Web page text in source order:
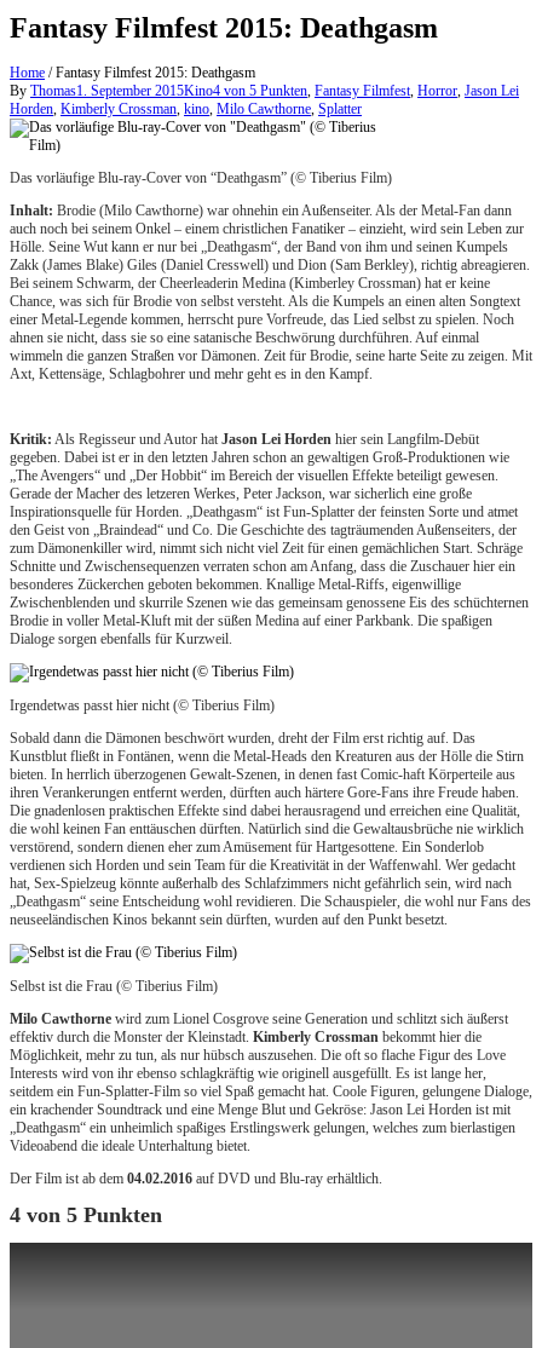
Fantasy Filmfest 2015: Deathgasm
Home /Fantasy Filmfest 2015: Deathgasm
By Thomas1. September 2015Kino4 von 5 Punkten, Fantasy Filmfest, Horror, Jason Lei
Horden, Kimberly Crossman, kino, Milo Cawthorne, Splatter
Das vorläufige Blu-ray-Cover von “Deathgasm” (© Tiberius Film)
Inhalt: Brodie (Milo Cawthorne) war ohnehin ein Außenseiter. Als der Metal-Fan dann
auch noch bei seinem Onkel – einem christlichen Fanatiker – einzieht, wird sein Leben zur
Hölle. Seine Wut kann er nur bei „Deathgasm“, der Band von ihm und seinen Kumpels
Zakk (James Blake) Giles (Daniel Cresswell) und Dion (Sam Berkley), richtig abreagieren.
Bei seinem Schwarm, der Cheerleaderin Medina (Kimberley Crossman) hat er keine
Chance, was sich für Brodie von selbst versteht. Als die Kumpels an einen alten Songtext
einer Metal-Legende kommen, herrscht pure Vorfreude, das Lied selbst zu spielen. Noch
ahnen sie nicht, dass sie so eine satanische Beschwörung durchführen. Auf einmal
wimmeln die ganzen Straßen vor Dämonen. Zeit für Brodie, seine harte Seite zu zeigen. Mit
Axt, Kettensäge, Schlagbohrer und mehr geht es in den Kampf.
Kritik: Als Regisseur und Autor hat Jason Lei Horden hier sein Langfilm-Debüt
gegeben. Dabei ist er in den letzten Jahren schon an gewaltigen Groß-Produktionen wie
„The Avengers“ und „Der Hobbit“ im Bereich der visuellen Effekte beteiligt gewesen.
Gerade der Macher des letzeren Werkes, Peter Jackson, war sicherlich eine große
Inspirationsquelle für Horden. „Deathgasm“ ist Fun-Splatter der feinsten Sorte und atmet
den Geist von „Braindead“ und Co. Die Geschichte des tagträumenden Außenseiters, der
zum Dämonenkiller wird, nimmt sich nicht viel Zeit für einen gemächlichen Start. Schräge
Schnitte und Zwischensequenzen verraten schon am Anfang, dass die Zuschauer hier ein
besonderes Zückerchen geboten bekommen. Knallige Metal-Riffs, eigenwillige
Zwischenblenden und skurrile Szenen wie das gemeinsam genossene Eis des schüchternen
Brodie in voller Metal-Kluft mit der süßen Medina auf einer Parkbank. Die spaßigen
Dialoge sorgen ebenfalls für Kurzweil.
Irgendetwas passt hier nicht (© Tiberius Film)
Sobald dann die Dämonen beschwört wurden, dreht der Film erst richtig auf. Das
Kunstblut fließt in Fontänen, wenn die Metal-Heads den Kreaturen aus der Hölle die Stirn
bieten. In herrlich überzogenen Gewalt-Szenen, in denen fast Comic-haft Körperteile aus
ihren Verankerungen entfernt werden, dürften auch härtere Gore-Fans ihre Freude haben.
Die gnadenlosen praktischen Effekte sind dabei herausragend und erreichen eine Qualität,
die wohl keinen Fan enttäuschen dürften. Natürlich sind die Gewaltausbrüche nie wirklich
verstörend, sondern dienen eher zum Amüsement für Hartgesottene. Ein Sonderlob
verdienen sich Horden und sein Team für die Kreativität in der Waffenwahl. Wer gedacht
hat, Sex-Spielzeug könnte außerhalb des Schlafzimmers nicht gefährlich sein, wird nach
„Deathgasm“ seine Entscheidung wohl revidieren. Die Schauspieler, die wohl nur Fans des
neuseeländischen Kinos bekannt sein dürften, wurden auf den Punkt besetzt.
Selbst ist die Frau (© Tiberius Film)
Milo Cawthorne wird zum Lionel Cosgrove seine Generation und schlitzt sich äußerst
effektiv durch die Monster der Kleinstadt. Kimberly Crossman bekommt hier die
Möglichkeit, mehr zu tun, als nur hübsch auszusehen. Die oft so flache Figur des Love
Interests wird von ihr ebenso schlagkräftig wie originell ausgefüllt. Es ist lange her,
seitdem ein Fun-Splatter-Film so viel Spaß gemacht hat. Coole Figuren, gelungene Dialoge,
ein krachender Soundtrack und eine Menge Blut und Gekröse: Jason Lei Horden ist mit
„Deathgasm“ ein unheimlich spaßiges Erstlingswerk gelungen, welches zum bierlastigen
Videoabend die ideale Unterhaltung bietet.
Der Film ist ab dem 04.02.2016 auf DVD und Blu-ray erhältlich.
4 von 5 Punkten